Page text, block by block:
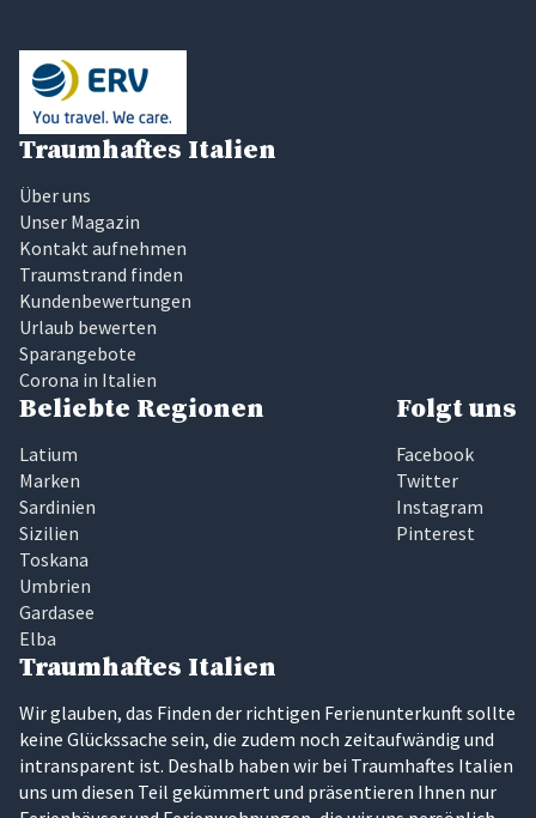
Traumhaftes Italien
Über uns
Unser Magazin
Kontakt aufnehmen
Traumstrand finden
Kundenbewertungen
Urlaub bewerten
Sparangebote
Corona in Italien
Beliebte Regionen
Latium
Marken
Sardinien
Sizilien
Toskana
Umbrien
Gardasee
Elba
Folgt uns
Facebook
Twitter
Instagram
Pinterest
Traumhaftes Italien
Wir glauben, das Finden der richtigen Ferienunterkunft sollte
keine Glückssache sein, die zudem noch zeitaufwändig und
intransparent ist. Deshalb haben wir bei Traumhaftes Italien
uns um diesen Teil gekümmert und präsentieren Ihnen nur